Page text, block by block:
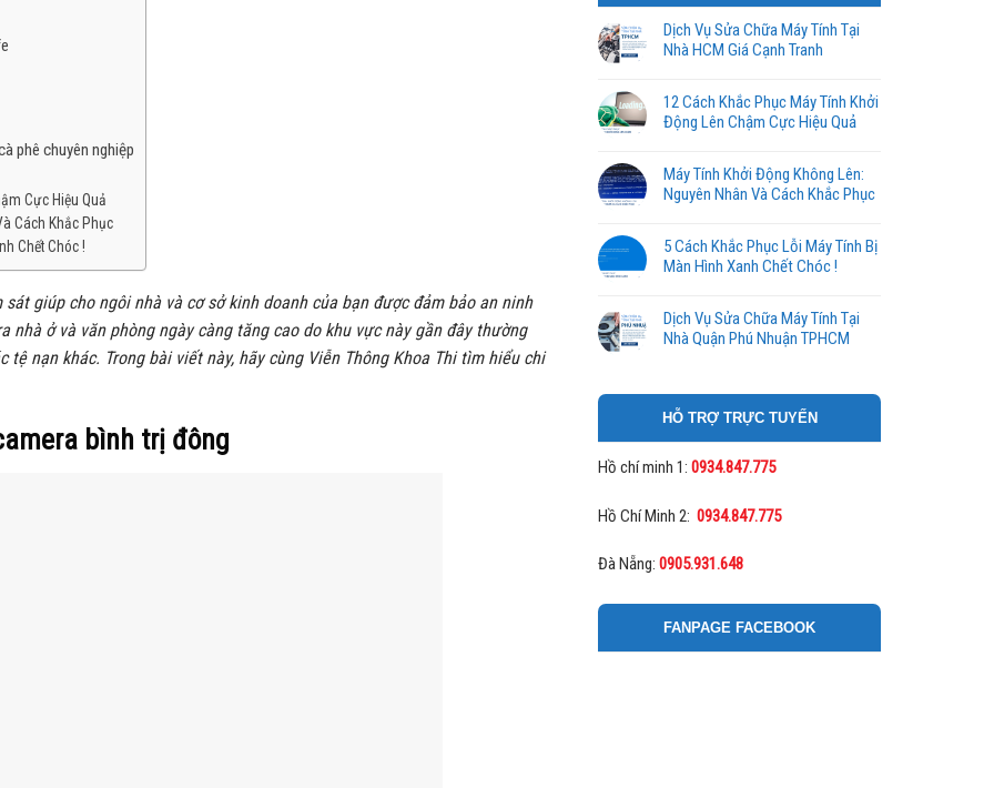
phê chuyên nghiệp
Cực Hiệu Quả
Cách Khắc Phục
Chết Chóc !
giúp cho ngôi nhà và cơ sở kinh doanh của bạn được đảm bảo an ninh
nhà ở và văn phòng ngày càng tăng cao do khu vực này gần đây thường
nạn khác. Trong bài viết này, hãy cùng Viễn Thông Khoa Thi tìm hiểu chi
bình trị đông
Dịch Vụ Sửa Chữa Máy Tính Tại
Nhà HCM Giá Cạnh Tranh
12 Cách Khắc Phục Máy Tính Khởi
Động Lên Chậm Cực Hiệu Quả
Máy Tính Khởi Động Không Lên:
Nguyên Nhân Và Cách Khắc Phục
5 Cách Khắc Phục Lỗi Máy Tính Bị
Màn Hình Xanh Chết Chóc !
Dịch Vụ Sửa Chữa Máy Tính Tại
Nhà Quận Phú Nhuận TPHCM
HỖ TRỢ TRỰC TUYẾN
Hồ chí minh 1: 0934.847.775
Hồ Chí Minh 2: 0934.847.775
Đà Nẵng: 0905.931.648
FANPAGE FACEBOOK